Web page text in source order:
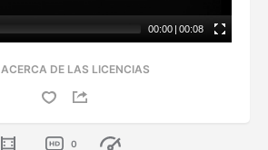
00:00 | 00:08
ACERCA DE LAS LICENCIAS
0